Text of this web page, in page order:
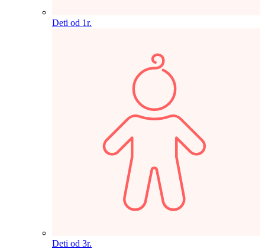
Deti od 1r.
Deti od 3r.